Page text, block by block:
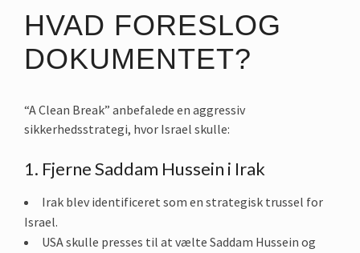
HVAD FORESLOG
DOKUMENTET?
“A Clean Break” anbefalede en aggressiv
sikkerhedsstrategi, hvor Israel skulle:
1. Fjerne Saddam Hussein i Irak
Irak blev identificeret som en strategisk trussel for
Israel.
USA skulle presses til at vælte Saddam Hussein og